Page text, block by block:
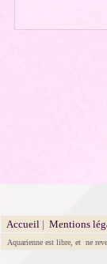
Accueil | Mentions
Aquarienne est libre, et ne